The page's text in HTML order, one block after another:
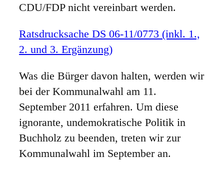
CDU/FDP nicht vereinbart werden.
Ratsdrucksache DS 06-11/0773 (inkl. 1.,
2. und 3. Ergänzung)
Was die Bürger davon halten, werden wir
bei der Kommunalwahl am 11.
September 2011 erfahren. Um diese
ignorante, undemokratische Politik in
Buchholz zu beenden, treten wir zur
Kommunalwahl im September an.